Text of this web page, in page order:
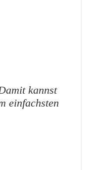
kannst
einfachsten